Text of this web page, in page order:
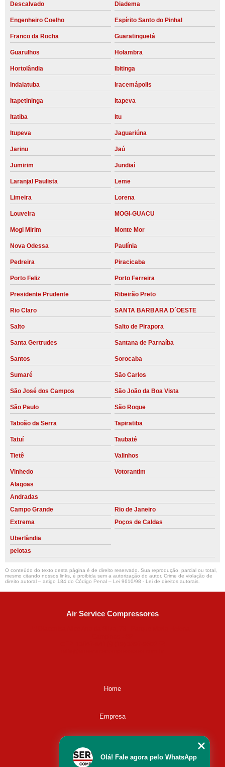
Descalvado Diadema
Engenheiro Coelho Espírito Santo do Pinhal
Franco da Rocha Guaratinguetá
Guarulhos Holambra
Hortolândia Ibitinga
Indaiatuba Iracemápolis
Itapetininga Itapeva
Itatiba Itu
Itupeva Jaguariúna
Jarinu Jaú
Jumirim Jundiaí
Laranjal Paulista Leme
Limeira Lorena
Louveira MOGI-GUACU
Mogi Mirim Monte Mor
Nova Odessa Paulínia
Pedreira Piracicaba
Porto Feliz Porto Ferreira
Presidente Prudente Ribeirão Preto
Rio Claro SANTA BARBARA D´OESTE
Salto Salto de Pirapora
Santa Gertrudes Santana de Parnaíba
Santos Sorocaba
Sumaré São Carlos
São José dos Campos São João da Boa Vista
São Paulo São Roque
Taboão da Serra Tapiratiba
Tatuí Taubaté
Tietê Valinhos
Vinhedo
Votorantim
Alagoas
Andradas
Campo Grande
Rio de Janeiro
Extrema
Poços de Caldas
Uberlândia
pelotas
O conteúdo do texto desta página é de direito reservado. Sua reprodução, parcial ou total,
mesmo citando nossos links, é proibida sem a autorização do autor. Crime de violação de
direito autoral – artigo 184 do Código Penal – Lei 9610/98 - Lei de direitos autorais.
Air Service Compressores
Home
Empresa
Olá! Fale agora pelo WhatsApp